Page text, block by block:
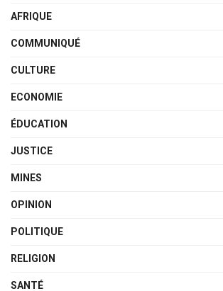
AFRIQUE
COMMUNIQUÉ
CULTURE
ECONOMIE
ÉDUCATION
JUSTICE
MINES
OPINION
POLITIQUE
RELIGION
SANTÉ